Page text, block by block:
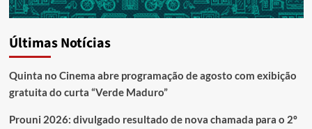
Últimas Notícias
Quinta no Cinema abre programação de agosto com exibição
gratuita do curta “Verde Maduro”
Prouni 2026: divulgado resultado de nova chamada para o 2º